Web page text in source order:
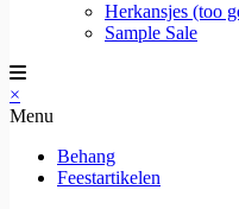
Herkansjes (too
Sample Sale
×
Menu
Behang
Feestartikelen